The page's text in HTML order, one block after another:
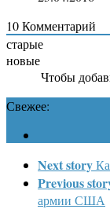
10Комментарий
старые
новые
Чтобы
Свежее:
Next story
Previous
армии США